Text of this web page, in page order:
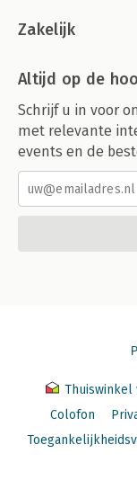
Zakelijk
Altijd op de
Schrijf u in voor
met relevante
events en de
Thuiswinkel
Colofon